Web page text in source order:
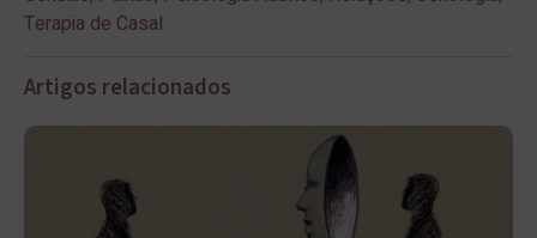
Terapia de Casal
Artigos relacionados